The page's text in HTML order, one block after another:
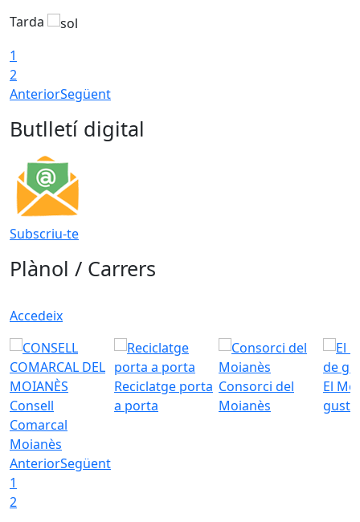
Tarda
1
2
AnteriorSegüent
Butlletí digital
Subscriu-te
Plànol / Carrers
Accedeix
Consell
Comarcal
Moianès
Reciclatge porta
a porta
Consorci del
Moianès
El
gust
AnteriorSegüent
1
2